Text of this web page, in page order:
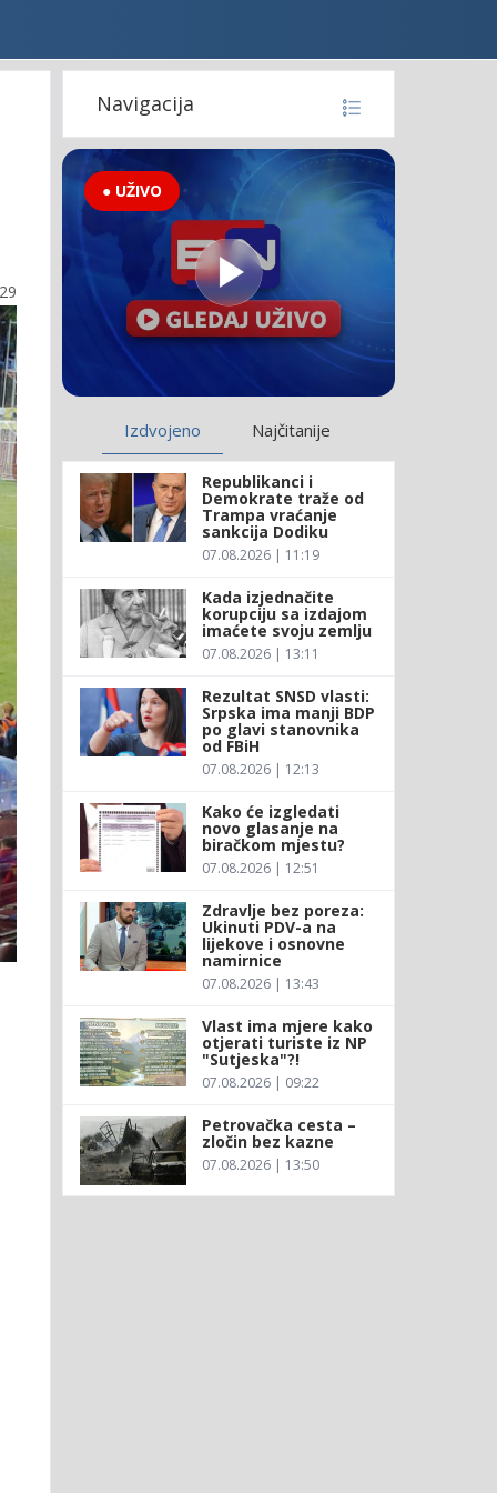
Navigacija
● UŽIVO
Izdvojeno Najčitanije
Republikanci i
Demokrate traže od
Trampa vraćanje
sankcija Dodiku
07.08.2026 | 11:19
Kada izjednačite
korupciju sa izdajom
imaćete svoju zemlju
07.08.2026 | 13:11
Rezultat SNSD vlasti:
Srpska ima manji BDP
po glavi stanovnika
od FBiH
07.08.2026 | 12:13
Kako će izgledati
novo glasanje na
biračkom mjestu?
07.08.2026 | 12:51
Zdravlje bez poreza:
Ukinuti PDV-a na
lijekove i osnovne
namirnice
07.08.2026 | 13:43
Vlast ima mjere kako
otjerati turiste iz NP
"Sutjeska"?!
07.08.2026 | 09:22
Petrovačka cesta –
zločin bez kazne
07.08.2026 | 13:50